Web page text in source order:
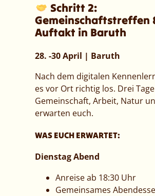
Schritt 2:
Gemeinschaftstreffen
Auftakt in Baruth
28. -30 April | Baruth
Nach dem digitalen
es vor Ort richtig los. Drei
Gemeinschaft, Arbeit, Natur
erwarten euch.
WAS EUCH ERWARTET:
Dienstag Abend
Anreise ab 18:30 Uhr
Gemeinsames